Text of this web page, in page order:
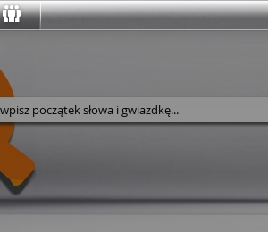
Wyszukaj w serwisie